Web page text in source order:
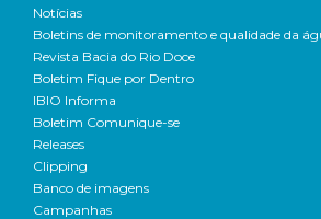
Notícias
Boletins de monitoramento e qualidade da
Revista Bacia do Rio Doce
Boletim Fique por Dentro
IBIO Informa
Boletim Comunique-se
Releases
Clipping
Banco de imagens
Campanhas